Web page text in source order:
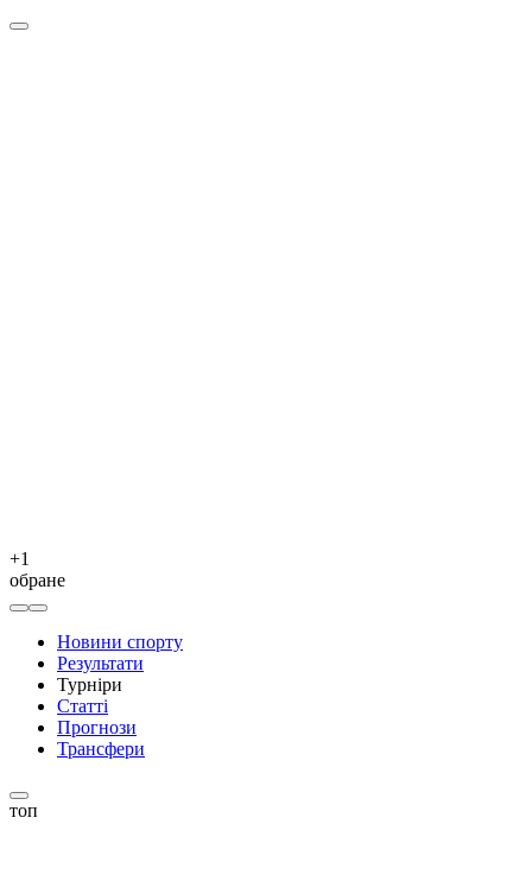
+1
обране
Новини спорту
Результати
Турніри
Статті
Прогнози
Трансфери
топ